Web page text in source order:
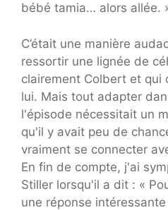
bébé tamia… alors allée.
C’était une manière
ressortir une lignée de
clairement Colbert et qui
lui. Mais tout adapter
l'épisode nécessitait un
qu'il y avait peu de
vraiment se connecter
En fin de compte, j'ai
Stiller lorsqu'il a dit : «
une réponse